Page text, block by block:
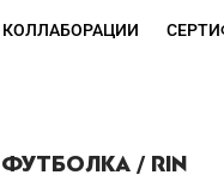
КОЛЛАБОРАЦИИ
ФУТБОЛКА / RIN